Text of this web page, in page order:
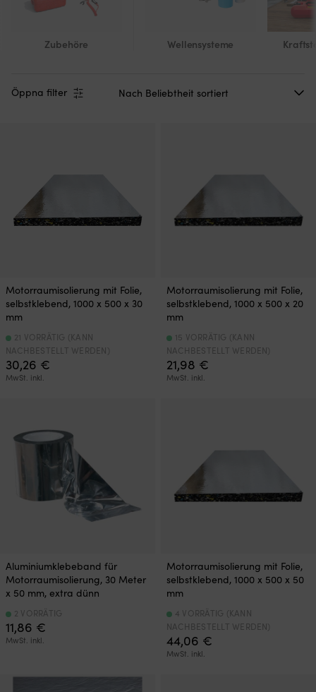
Zubehöre Wellensysteme
Öppna filter
Motorraumisolierung mit Folie,
selbstklebend, 1000 x 500 x 30
mm
30,26 €
MwSt. inkl.
21 VORRÄTIG (KANN
NACHBESTELLT WERDEN)
Motorraumisolierung mit Folie,
selbstklebend, 1000 x 500 x 20
mm
21,98 €
MwSt. inkl.
15 VORRÄTIG (KANN
NACHBESTELLT WERDEN)
Aluminiumklebeband für
Motorraumisolierung, 30 Meter
x 50 mm, extra dünn
11,86 €
MwSt. inkl.
2 VORRÄTIG
Motorraumisolierung mit Folie,
selbstklebend, 1000 x 500 x 50
mm
44,06 €
MwSt. inkl.
4 VORRÄTIG (KANN
NACHBESTELLT WERDEN)